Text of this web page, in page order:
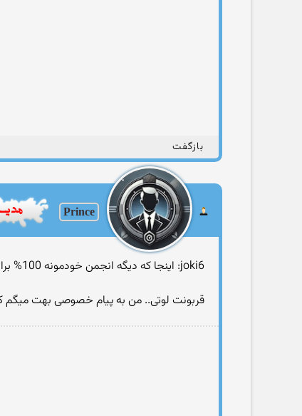
بازگفت
Prince
joki6: اینجا كه دیگه انجمن خودمونه 100% براش هدر طراحی میکنم ...نگران نباش پرنس جوون
قربونت لوتی.. من به پیام خصوصی بهت میگم